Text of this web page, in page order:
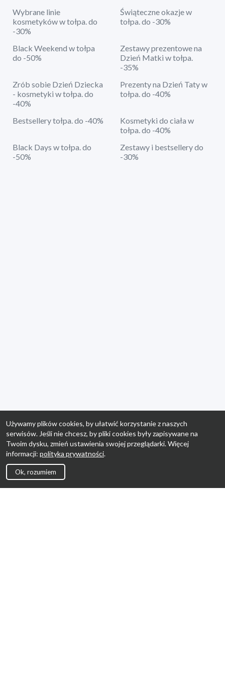
Wybrane linie
kosmetyków w tołpa. do
-30%
Świąteczne okazje w
tołpa. do -30%
Black Weekend w tołpa
do -50%
Zestawy prezentowe na
Dzień Matki w tołpa.
-35%
Zrób sobie Dzień Dziecka
- kosmetyki w tołpa. do
-40%
Prezenty na Dzień Taty w
tołpa. do -40%
Bestsellery tołpa. do -40%
Kosmetyki do ciała w
tołpa. do -40%
Black Days w tołpa. do
-50%
Zestawy i bestsellery do
-30%
Używamy plików cookies, by ułatwić korzystanie z naszych
serwisów. Jeśli nie chcesz, by pliki cookies były zapisywane na
Twoim dysku, zmień ustawienia swojej przeglądarki. Więcej
informacji: polityka prywatności.
Ok, rozumiem